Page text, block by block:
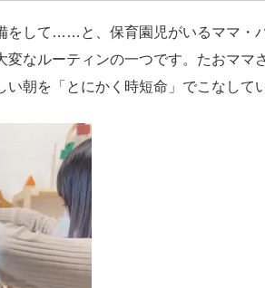
して……と、保育園児がいるママ・
なルーティンの一つです。たおママ
朝を「とにかく時短命」でこなして